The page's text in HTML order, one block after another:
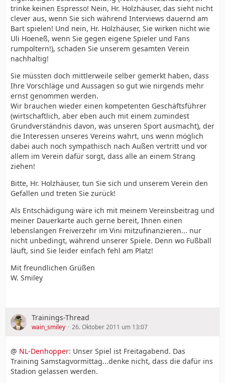
trinke keinen Espresso! Nein, Hr. Holzhäuser, das sieht nicht
clever aus, wenn Sie sich während Interviews dauernd am
Bart spielen! Und nein, Hr. Holzhäuser, Sie wirken nicht wie
Uli Hoeneß, wenn Sie gegen eigene Spieler und Fans
rumpoltern!), schaden Sie unserem gesamten Verein
nachhaltig!
Sie müssten doch mittlerweile selber gemerkt haben, dass
Ihre Vorschläge und Aussagen so gut wie nirgends mehr
ernst genommen werden.
Wir brauchen wieder einen kompetenten Geschäftsführer
(wirtschaftlich, aber eben auch mit einem zumindest
Grundverständnis davon, was unseren Sport ausmacht), der
die Interessen unseres Vereins wahrt, uns wenn möglich
dabei auch noch sympathisch nach Außen vertritt und vor
allem im Verein dafür sorgt, dass alle an einem Strang
ziehen!
Bitte, Hr. Holzhäuser, tun Sie sich und unserem Verein den
Gefallen und treten Sie zurück!
Als Entschädigung wäre ich mit meinem Vereinsbeitrag und
meiner Dauerkarte auch gerne bereit, Ihnen einen
lebenslangen Freiverzehr im Vini mitzufinanzieren... nur
nicht unbedingt, während unserer Spiele. Denn wo Fußball
läuft, sind Sie leider einfach fehl am Platz!
Mit freundlichen Grüßen
W. Smiley
Trainings-Thread
wain_smiley 26. Oktober 2011 um 13:07
@ NL-Denhopper: Unser Spiel ist Freitagabend. Das
Training Samstagvormittag...denke nicht, dass die dafür ins
Stadion gelassen werden.